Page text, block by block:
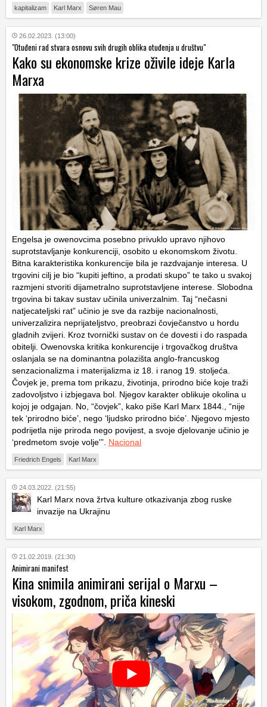
kapitalizam Karl Marx Søren Mau
26.02.2023. (13:00)
"Otuđeni rad stvara osnovu svih drugih oblika otuđenja u društvu"
Kako su ekonomske krize oživile ideje Karla
Marxa
Engelsa je owenovcima posebno privuklo upravo njihovo
suprotstavljanje konkurenciji, osobito u ekonomskom životu.
Bitna karakteristika konkurencije bila je razdvajanje interesa. U
trgovini cilj je bio “kupiti jeftino, a prodati skupo” te tako u svakoj
razmjeni stvoriti dijametralno suprotstavljene interese. Slobodna
trgovina bi takav sustav učinila univerzalnim. Taj “nečasni
natjecateljski rat” učinio je sve da razbije nacionalnosti,
univerzalizira neprijateljstvo, preobrazi čovječanstvo u hordu
gladnih zvijeri. Kroz tvornički sustav on će dovesti i do raspada
obitelji. Owenovska kritika konkurencije i trgovačkog društva
oslanjala se na dominantna polazišta anglo-francuskog
senzacionalizma i materijalizma iz 18. i ranog 19. stoljeća.
Čovjek je, prema tom prikazu, životinja, prirodno biće koje traži
zadovoljstvo i izbjegava bol. Njegov karakter oblikuje okolina u
kojoj je odgajan. No, “čovjek”, kako piše Karl Marx 1844., “nije
tek ‘prirodno biće’, nego ‘ljudsko prirodno biće’. Njegovo mjesto
podrijetla nije priroda nego povijest, a svoje djelovanje učinio je
‘predmetom svoje volje'”. Nacional
Friedrich Engels Karl Marx
24.03.2022. (21:55)
Karl Marx nova žrtva kulture otkazivanja zbog ruske
invazije na Ukrajinu
Karl Marx
21.02.2019. (21:30)
Animirani manifest
Kina snimila animirani serijal o Marxu –
visokom, zgodnom, priča kineski